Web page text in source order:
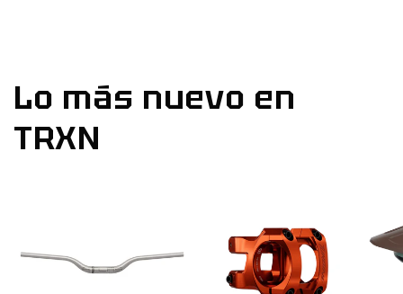
Lo más nuevo en
TRXN